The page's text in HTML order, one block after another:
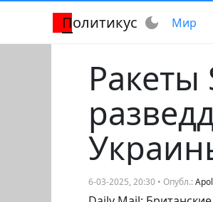
Политикус dark_mode Мир
Ракеты
6-03-2025, 20:30 • Опубл.: